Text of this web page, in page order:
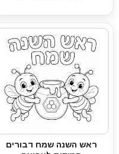
ראש השנה שמח דבורים